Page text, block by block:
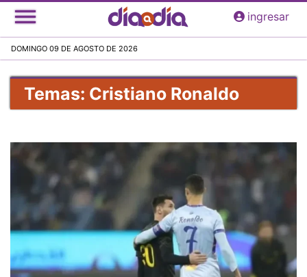
Pasar
al
principal
ingresar
DOMINGO 09 DE AGOSTO DE 2026
Temas: Cristiano Ronaldo